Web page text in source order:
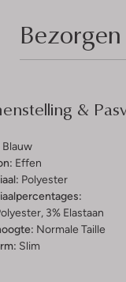
&
Blauw
Effen
Polyester
3% Elastaan
Normale Taille
Slim